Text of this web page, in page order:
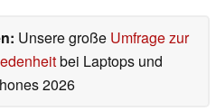
Unsere große Umfrage zur
bei Laptops und
2026